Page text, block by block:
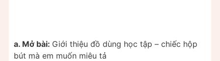
a. Mở bài: Giới thiệu đồ dùng học tập – chiếc hộp
bút mà em muốn miêu tả